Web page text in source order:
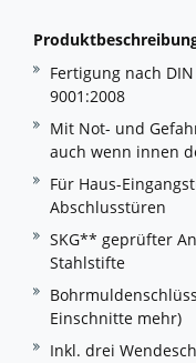
Fertigung nach
9001:2008
Mit Not- und
auch wenn innen
Für Haus-
Abschlusstüren
SKG** geprüfter
Stahlstifte
Einschnitte mehr)
Inkl. drei